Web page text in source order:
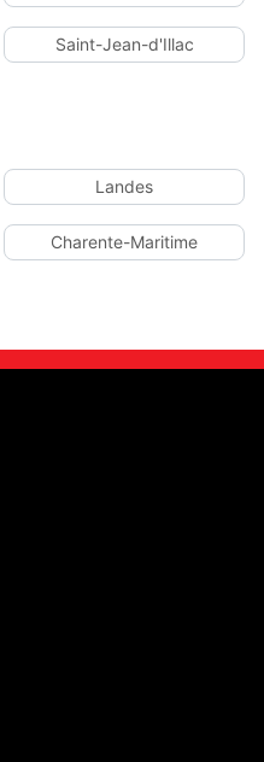
Saint-Jean-d'Illac
Landes
Charente-Maritime